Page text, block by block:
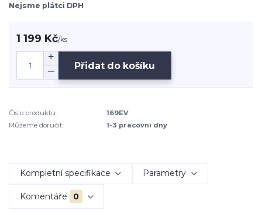
Nejsme plátci DPH
1 199 Kč/ks
Přidat do košíku
Číslo produktu:
169EV
Můžeme doručit:
1-3 pracovní dny
Kompletní specifikace Parametry
Komentáře 0